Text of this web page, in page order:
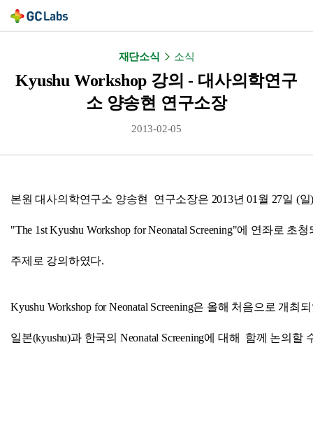
재단소식 소식
Kyushu Workshop 강의 - 대사의학연구
소 양송현 연구소장
2013-02-05
본원 대사의학연구소 양송현 연구소장은 2013년 01월 27일 (
"The 1st Kyushu Workshop for Neonatal Screening"에 연좌로 초
주제로 강의하였다.
Kyushu Workshop for Neonatal Screening은 올해 처음으로 개최
일본(kyushu)과 한국의 Neonatal Screening에 대해 함께 논의할